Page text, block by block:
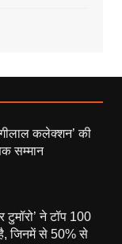
कलेक्शन’ की
सम्मान
ने टॉप 100
है, जिनमें से 50% से